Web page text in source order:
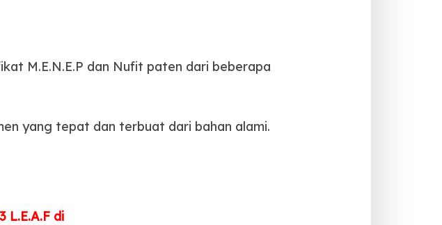
M.E.N.E.P dan Nufit paten dari beberapa
yang tepat dan terbuat dari bahan alami.
L.E.A.F di